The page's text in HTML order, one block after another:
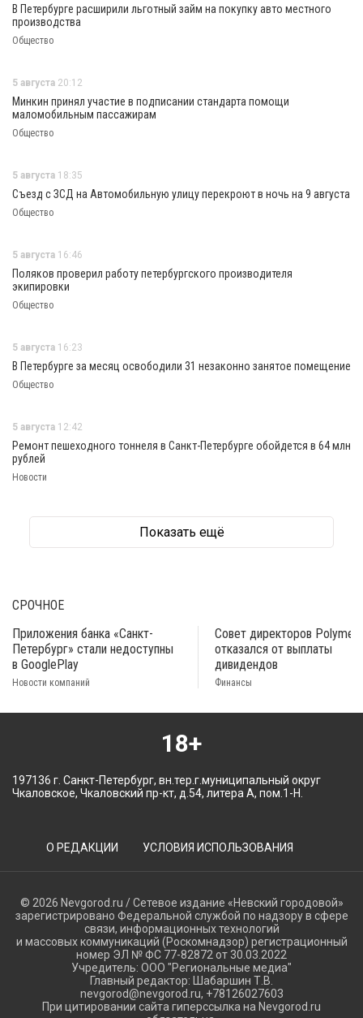
В Петербурге расширили льготный займ на покупку авто местного
производства
Общество
5 августа 20:12
Минкин принял участие в подписании стандарта помощи
маломобильным пассажирам
Общество
5 августа 18:35
Съезд с ЗСД на Автомобильную улицу перекроют в ночь на 9 августа
Общество
5 августа 16:46
Поляков проверил работу петербургского производителя
экипировки
Общество
5 августа 16:23
В Петербурге за месяц освободили 31 незаконно занятое помещение
Общество
5 августа 12:42
Ремонт пешеходного тоннеля в Санкт-Петербурге обойдется в 64 млн
рублей
Новости
Показать ещё
СРОЧНОЕ
Приложения банка «Санкт-
Петербург» стали недоступны
в GooglePlay
Новости компаний
Совет директоров
отказался от выплаты
дивидендов
Финансы
18+
197136 г. Санкт-Петербург, вн.тер.г.муниципальный округ
Чкаловское, Чкаловский пр-кт, д.54, литера А, пом.1-Н.
О РЕДАКЦИИ УСЛОВИЯ ИСПОЛЬЗОВАНИЯ
© 2026 Nevgorod.ru / Сетевое издание «Невский городовой»
зарегистрировано Федеральной службой по надзору в сфере
связи, информационных технологий
и массовых коммуникаций (Роскомнадзор) регистрационный
номер ЭЛ № ФС 77-82872 от 30.03.2022
Учредитель: ООО "Региональные медиа"
Главный редактор: Шабаршин Т.В.
nevgorod@nevgorod.ru, +78126027603
При цитировании сайта гиперссылка на Nevgorod.ru